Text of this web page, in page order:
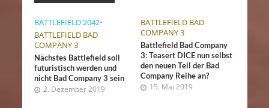
BATTLEFIELD 2042•
BATTLEFIELD BAD
COMPANY 3
Nächstes Battlefield soll
futuristisch werden und
nicht Bad Company 3 sein
2. Dezember 2019
BATTLEFIELD BAD
COMPANY 3
Battlefield Bad Company
3: Teasert DICE nun selbst
den neuen Teil der Bad
Company Reihe an?
15. Mai 2019